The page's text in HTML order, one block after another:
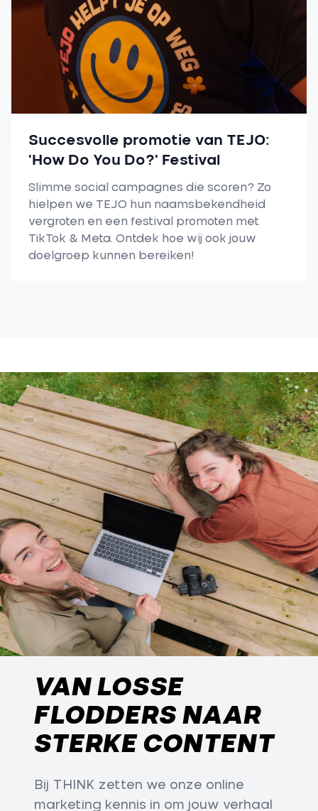
Succesvolle promotie van TEJO:
'How Do You Do?' Festival
Slimme social campagnes die scoren? Zo
hielpen we TEJO hun naamsbekendheid
vergroten en een festival promoten met
TikTok & Meta. Ontdek hoe wij ook jouw
doelgroep kunnen bereiken!
VAN LOSSE
FLODDERS NAAR
STERKE CONTENT
Bij THINK zetten we onze online
marketing kennis in om jouw verhaal